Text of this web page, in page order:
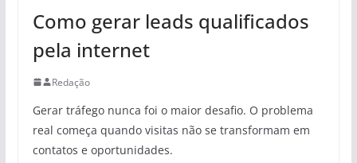
Como gerar leads qualificados
pela internet
Redação
Gerar tráfego nunca foi o maior desafio. O problema
real começa quando visitas não se transformam em
contatos e oportunidades.